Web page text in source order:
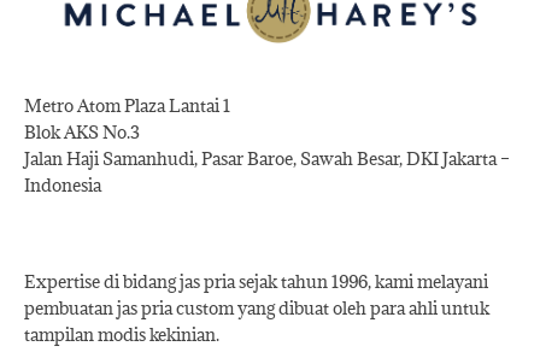
Metro Atom Plaza Lantai 1
Blok AKS No.3
Jalan Haji Samanhudi, Pasar Baroe, Sawah Besar, DKI Jakarta –
Indonesia
Expertise di bidang jas pria sejak tahun 1996, kami melayani
pembuatan jas pria custom yang dibuat oleh para ahli untuk
tampilan modis kekinian.